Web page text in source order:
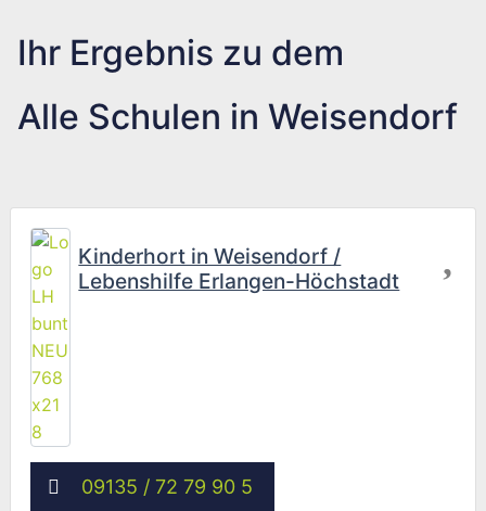
Ihr Ergebnis zu dem
Alle Schulen in Weisendorf
Kinderhort in Weisendorf /
Lebenshilfe Erlangen-Höchstadt
09135 / 72 79 90 5